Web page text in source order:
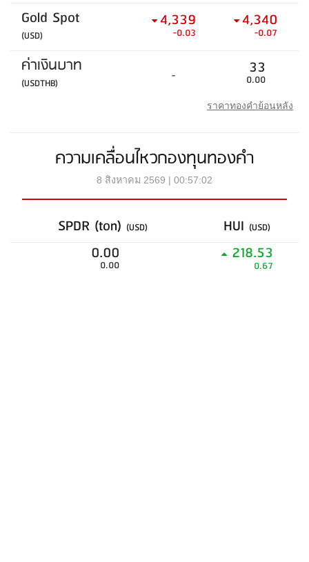
Gold Spot
(USD)
4,339
-0.03
4,340
-0.07
ค่าเงินบาท
(USDTHB) - 33
0.00
ราคาทองคำย้อนหลัง
ความเคลื่อนไหวกองทุนทองคำ
8 สิงหาคม 2569 | 00:57:02
SPDR (ton) (USD) HUI (USD)
0.00
0.00
218.53
0.67